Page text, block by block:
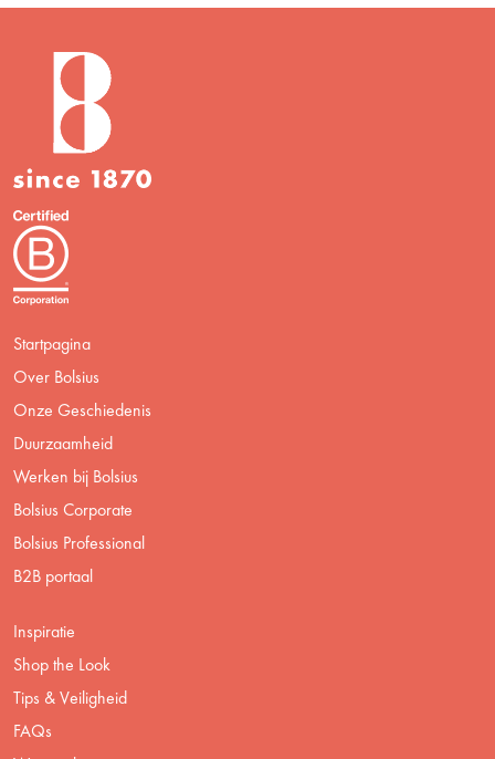
Startpagina
Over Bolsius
Onze Geschiedenis
Duurzaamheid
Werken bij Bolsius
Bolsius Corporate
Bolsius Professional
B2B portaal
Inspiratie
Shop the Look
Tips & Veiligheid
FAQs